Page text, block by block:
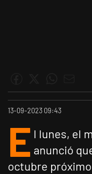
13-09-2023 09:43
E l lunes, el
anunció
octubre